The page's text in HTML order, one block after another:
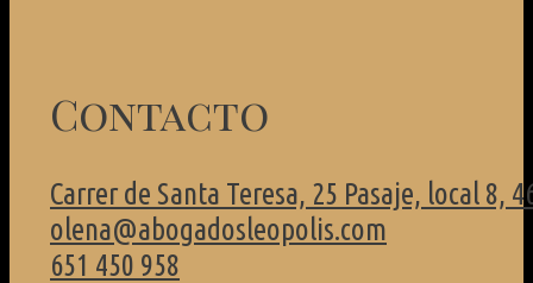
Contacto
Carrer de Santa Teresa, 25 Pasaje, local 8,
olena@abogadosleopolis.com
651 450 958